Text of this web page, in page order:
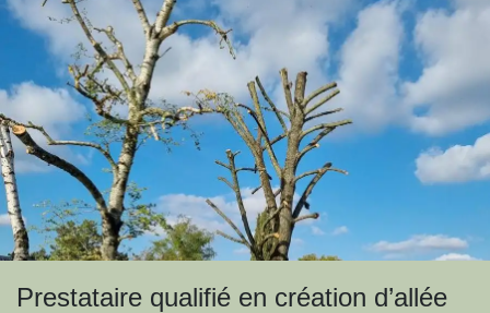
Prestataire qualifié en création d’allée